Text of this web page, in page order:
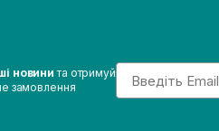
новини та отримуй
замовлення
Email